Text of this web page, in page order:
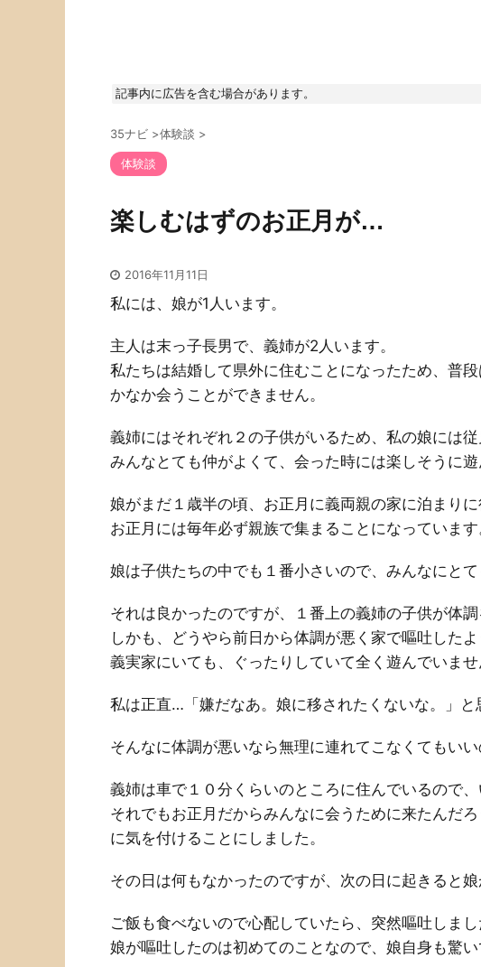
記事内に広告を含む場合があります。
35ナビ >体験談 >
体験談
楽しむはずのお正月が…
2016年11月11日
私には、娘が1人います。
主人は末っ子長男で、義姉が2人います。
私たちは結婚して県外に住むことになったため、普
かなか会うことができません。
義姉にはそれぞれ２の子供がいるため、私の娘には
みんなとても仲がよくて、会った時には楽しそうに遊
娘がまだ１歳半の頃、お正月に義両親の家に泊まりに
お正月には毎年必ず親族で集まることになっています
娘は子供たちの中でも１番小さいので、みんなにとて
それは良かったのですが、１番上の義姉の子供が体調
しかも、どうやら前日から体調が悪く家で嘔吐したよ
義実家にいても、ぐったりしていて全く遊んでいませ
私は正直…「嫌だなあ。娘に移されたくないな。」と
そんなに体調が悪いなら無理に連れてこなくてもい
義姉は車で１０分くらいのところに住んでいるので、
それでもお正月だからみんなに会うために来たんだ
に気を付けることにしました。
その日は何もなかったのですが、次の日に起きると
ご飯も食べないので心配していたら、突然嘔吐しまし
娘が嘔吐したのは初めてのことなので、娘自身も驚い